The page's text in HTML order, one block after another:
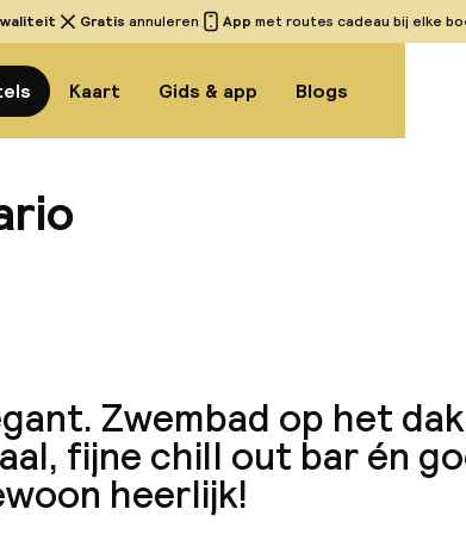
Gratis annuleren App met routes cadeau bij elke
Kaart Gids & app Blogs
Zwembad op het
fijne chill out bar én
heerlijk!